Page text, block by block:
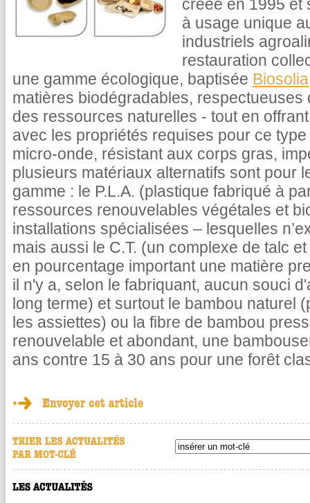
créée en 1995 et
à usage unique
industriels
restauration
une gamme écologique, baptisée Biosolia
matières biodégradables, respectueuses
des ressources naturelles - tout en
avec les propriétés requises pour ce
micro-onde, résistant aux corps gras,
plusieurs matériaux alternatifs sont pour
gamme : le P.L.A. (plastique fabriqué à
ressources renouvelables végétales et
installations spécialisées – lesquelles
mais aussi le C.T. (un complexe de talc
en pourcentage important une matière
il n'y a, selon le fabriquant, aucun souci
long terme) et surtout le bambou naturel
les assiettes) ou la fibre de bambou
renouvelable et abondant, une
ans contre 15 à 30 ans pour une forêt